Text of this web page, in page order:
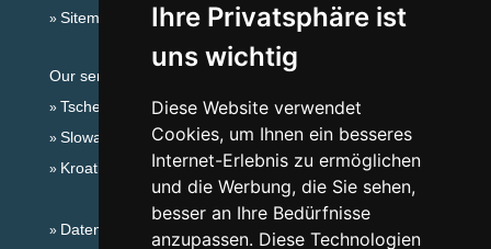
Ihre Privatsphäre ist
uns wichtig
Diese Website verwendet
Cookies, um Ihnen ein besseres
Internet-Erlebnis zu ermöglichen
und die Werbung, die Sie sehen,
besser an Ihre Bedürfnisse
anzupassen. Diese Technologien
Sitemap
Our servers:
Tschechische Gebirge
Slowakische Gebirge
Kroatien
Datenschutz